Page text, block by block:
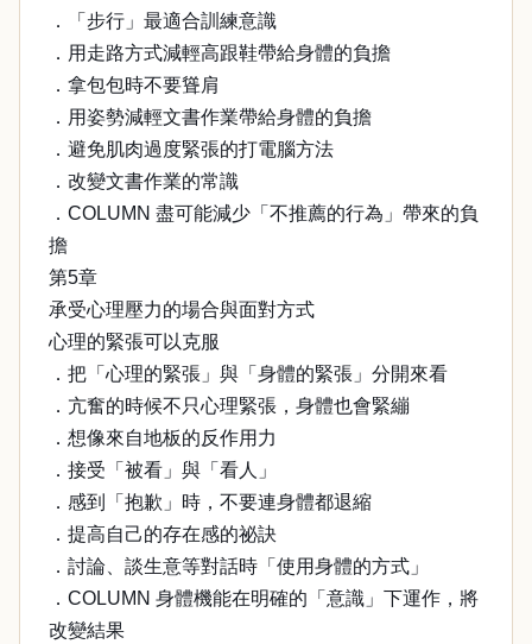
．「步行」最適合訓練意識
．用走路方式減輕高跟鞋帶給身體的負擔
．拿包包時不要聳肩
．用姿勢減輕文書作業帶給身體的負擔
．避免肌肉過度緊張的打電腦方法
．改變文書作業的常識
．COLUMN 盡可能減少「不推薦的行為」帶來的負
擔
第5章
承受心理壓力的場合與面對方式
心理的緊張可以克服
．把「心理的緊張」與「身體的緊張」分開來看
．亢奮的時候不只心理緊張，身體也會緊繃
．想像來自地板的反作用力
．接受「被看」與「看人」
．感到「抱歉」時，不要連身體都退縮
．提高自己的存在感的祕訣
．討論、談生意等對話時「使用身體的方式」
．COLUMN 身體機能在明確的「意識」下運作，將
改變結果